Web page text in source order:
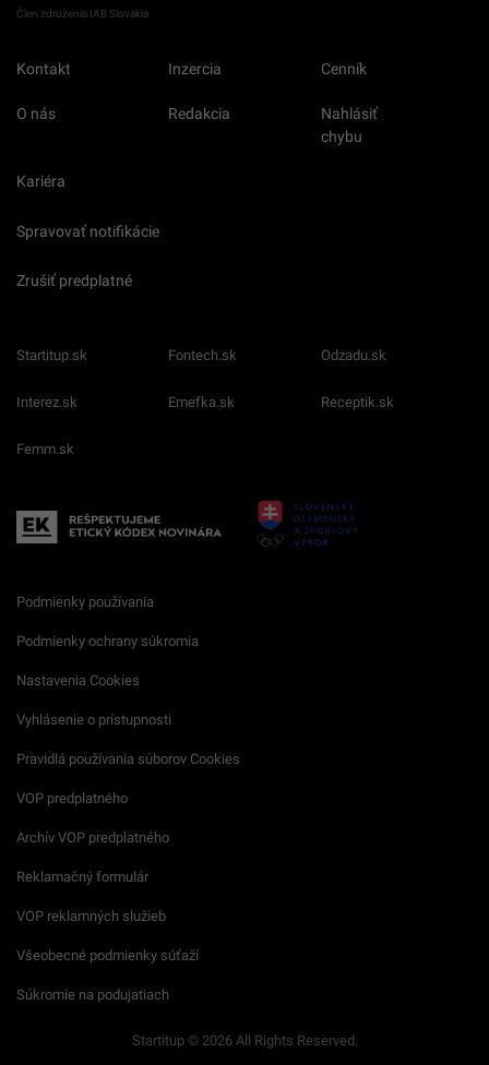
Člen združenia IAB Slovakia
Kontakt Inzercia Cenník
O nás Redakcia
Nahlásiť
chybu
Kariéra
Spravovať notifikácie
Zrušiť predplatné
Startitup.sk Fontech.sk Odzadu.sk
Interez.sk Emefka.sk Receptik.sk
Femm.sk
Podmienky používania
Podmienky ochrany súkromia
Nastavenia Cookies
Vyhlásenie o prístupnosti
Pravidlá používania súborov Cookies
VOP predplatného
Archív VOP predplatného
Reklamačný formulár
VOP reklamných služieb
Všeobecné podmienky súťaží
Súkromie na podujatiach
Startitup © 2026 All Rights Reserved.